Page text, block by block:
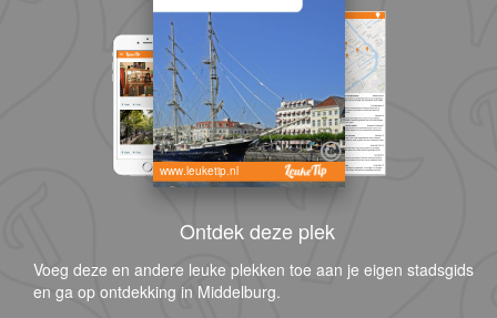
www.leuketip.nl
Ontdek deze plek
Voeg deze en andere leuke plekken toe aan je eigen stadsgids
en ga op ontdekking in Middelburg.